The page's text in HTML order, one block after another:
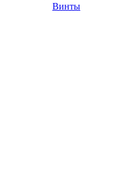
Винты